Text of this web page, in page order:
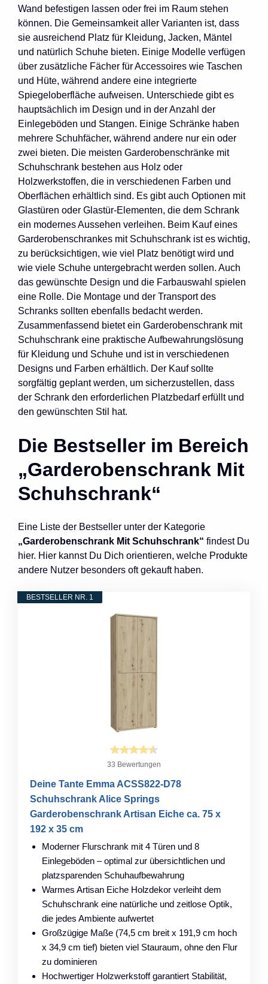
Wand befestigen lassen oder frei im Raum stehen
können. Die Gemeinsamkeit aller Varianten ist, dass
sie ausreichend Platz für Kleidung, Jacken, Mäntel
und natürlich Schuhe bieten. Einige Modelle verfügen
über zusätzliche Fächer für Accessoires wie Taschen
und Hüte, während andere eine integrierte
Spiegeloberfläche aufweisen. Unterschiede gibt es
hauptsächlich im Design und in der Anzahl der
Einlegeböden und Stangen. Einige Schränke haben
mehrere Schuhfächer, während andere nur ein oder
zwei bieten. Die meisten Garderobenschränke mit
Schuhschrank bestehen aus Holz oder
Holzwerkstoffen, die in verschiedenen Farben und
Oberflächen erhältlich sind. Es gibt auch Optionen mit
Glastüren oder Glastür-Elementen, die dem Schrank
ein modernes Aussehen verleihen. Beim Kauf eines
Garderobenschrankes mit Schuhschrank ist es wichtig,
zu berücksichtigen, wie viel Platz benötigt wird und
wie viele Schuhe untergebracht werden sollen. Auch
das gewünschte Design und die Farbauswahl spielen
eine Rolle. Die Montage und der Transport des
Schranks sollten ebenfalls bedacht werden.
Zusammenfassend bietet ein Garderobenschrank mit
Schuhschrank eine praktische Aufbewahrungslösung
für Kleidung und Schuhe und ist in verschiedenen
Designs und Farben erhältlich. Der Kauf sollte
sorgfältig geplant werden, um sicherzustellen, dass
der Schrank den erforderlichen Platzbedarf erfüllt und
den gewünschten Stil hat.
Die Bestseller im Bereich
„Garderobenschrank Mit
Schuhschrank“
Eine Liste der Bestseller unter der Kategorie
„Garderobenschrank Mit Schuhschrank“ findest Du
hier. Hier kannst Du Dich orientieren, welche Produkte
andere Nutzer besonders oft gekauft haben.
BESTSELLER NR. 1
33 Bewertungen
Deine Tante Emma ACSS822-D78
Schuhschrank Alice Springs
Garderobenschrank Artisan Eiche ca. 75 x
192 x 35 cm
Moderner Flurschrank mit 4 Türen und 8
Einlegeböden – optimal zur übersichtlichen und
platzsparenden Schuhaufbewahrung
Warmes Artisan Eiche Holzdekor verleiht dem
Schuhschrank eine natürliche und zeitlose Optik,
die jedes Ambiente aufwertet
Großzügige Maße (74,5 cm breit x 191,9 cm hoch
x 34,9 cm tief) bieten viel Stauraum, ohne den Flur
zu dominieren
Hochwertiger Holzwerkstoff garantiert Stabilität,